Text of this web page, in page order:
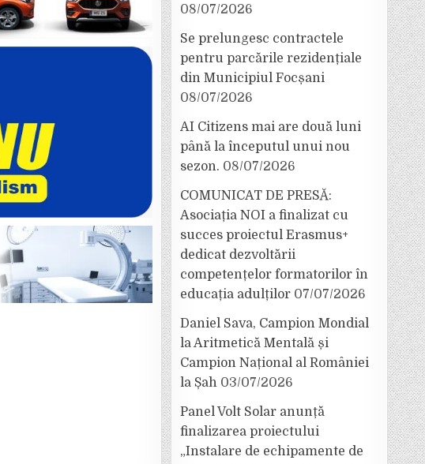
08/07/2026
Se prelungesc contractele
pentru parcările rezidențiale
din Municipiul Focșani
08/07/2026
AI Citizens mai are două luni
până la începutul unui nou
sezon. 08/07/2026
COMUNICAT DE PRESĂ:
Asociația NOI a finalizat cu
succes proiectul Erasmus+
dedicat dezvoltării
competențelor formatorilor în
educația adulților 07/07/2026
Daniel Sava, Campion Mondial
la Aritmetică Mentală și
Campion Național al României
la Șah 03/07/2026
Panel Volt Solar anunță
finalizarea proiectului
„Instalare de echipamente de